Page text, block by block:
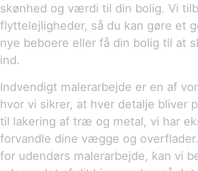
skønhed og værdi til din bolig. Vi
flyttelejligheder, så du kan gøre et
nye beboere eller få din bolig til at
ind.
Indvendigt malerarbejde er en af
hvor vi sikrer, at hver detalje bliver
til lakering af træ og metal, vi har
forvandle dine vægge og
for udendørs malerarbejde, kan vi